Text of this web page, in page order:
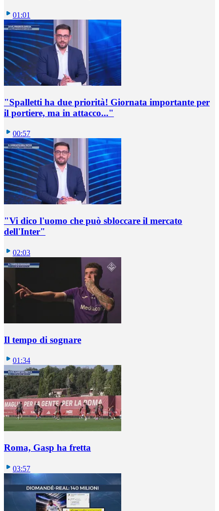
01:01
"Spalletti ha due priorità! Giornata importante per
il portiere, ma in attacco..."
00:57
"Vi dico l'uomo che può sbloccare il mercato
dell'Inter"
02:03
Il tempo di sognare
01:34
Roma, Gasp ha fretta
03:57